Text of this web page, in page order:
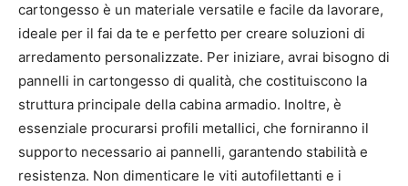
cartongesso è un materiale versatile e facile da lavorare,
ideale per il fai da te e perfetto per creare soluzioni di
arredamento personalizzate. Per iniziare, avrai bisogno di
pannelli in cartongesso di qualità, che costituiscono la
struttura principale della cabina armadio. Inoltre, è
essenziale procurarsi profili metallici, che forniranno il
supporto necessario ai pannelli, garantendo stabilità e
resistenza. Non dimenticare le viti autofilettanti e i